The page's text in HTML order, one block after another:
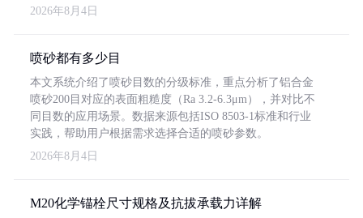
2026年8月4日
喷砂都有多少目
本文系统介绍了喷砂目数的分级标准，重点分析了铝合金
喷砂200目对应的表面粗糙度（Ra 3.2-6.3μm），并对比不
同目数的应用场景。数据来源包括ISO 8503-1标准和行业
实践，帮助用户根据需求选择合适的喷砂参数。
2026年8月4日
M20化学锚栓尺寸规格及抗拔承载力详解